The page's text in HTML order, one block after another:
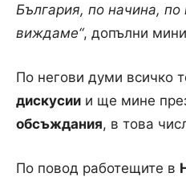
България, по начина, по
виждаме“, допълни
По негови думи всичко
дискусии и ще мине
обсъждания, в това
По повод работещите в